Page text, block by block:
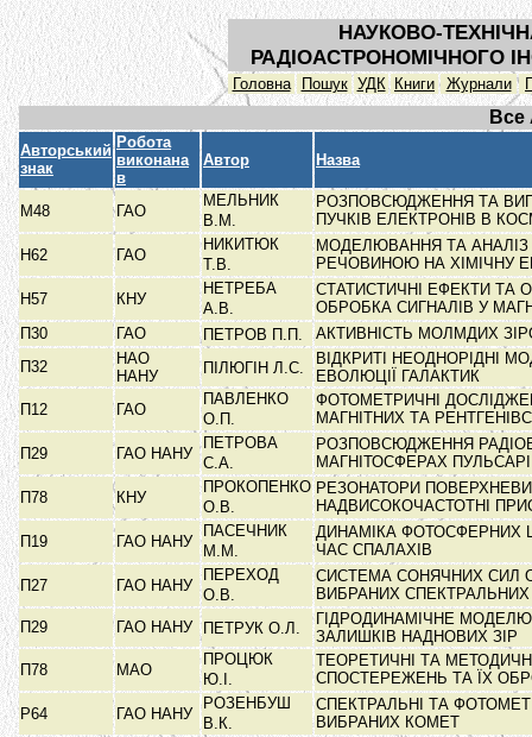
НАУКОВО-
РАДІОАСТРОНОМІЧНОГО
Головна Пошук УДК Книги Журнали
Все
Авторський
знак
Робота
виконана
в
Автор Назва
М48 ГАО
МЕЛЬНИК
В.М.
РОЗПОВСЮДЖЕННЯ ТА
ПУЧКІВ ЕЛЕКТРОНІВ В
Н62
ГАО
НИКИТЮК
Т.В.
МОДЕЛЮВАННЯ ТА АНАЛІЗ
РЕЧОВИНОЮ НА ХІМІЧНУ
Н57
КНУ
НЕТРЕБА
А.В.
СТАТИСТИЧНІ ЕФЕКТИ ТА
ОБРОБКА СИГНАЛІВ У
П30
ГАО ПЕТРОВ П.П.
АКТИВНІСТЬ МОЛМДИХ
П32
НАО
НАНУ
ПІЛЮГІН Л.С.
ВІДКРИТІ НЕОДНОРІДНІ
ЕВОЛЮЦІЇ ГАЛАКТИК
П12
ГАО
ПАВЛЕНКО
О.П.
ФОТОМЕТРИЧНІ
МАГНІТНИХ ТА
П29
ГАО НАНУ
ПЕТРОВА
С.А.
РОЗПОВСЮДЖЕННЯ
МАГНІТОСФЕРАХ
П78
КНУ
ПРОКОПЕНКО
О.В.
РЕЗОНАТОРИ
НАДВИСОКОЧАСТОТНІ
П19
ГАО НАНУ
ПАСЕЧНИК
М.М.
ДИНАМІКА ФОТОСФЕРНИХ
ЧАС СПАЛАХІВ
П27
ГАО НАНУ
ПЕРЕХОД
О.В.
СИСТЕМА СОНЯЧНИХ СИЛ
ВИБРАНИХ СПЕКТРАЛЬНИХ
П29
ГАО НАНУ ПЕТРУК О.Л.
ГІДРОДИНАМІЧНЕ
ЗАЛИШКІВ НАДНОВИХ ЗІР
П78
МАО
ПРОЦЮК
Ю.І.
ТЕОРЕТИЧНІ ТА
СПОСТЕРЕЖЕНЬ ТА ЇХ
Р64
ГАО НАНУ
РОЗЕНБУШ
В.К.
СПЕКТРАЛЬНІ ТА
ВИБРАНИХ КОМЕТ